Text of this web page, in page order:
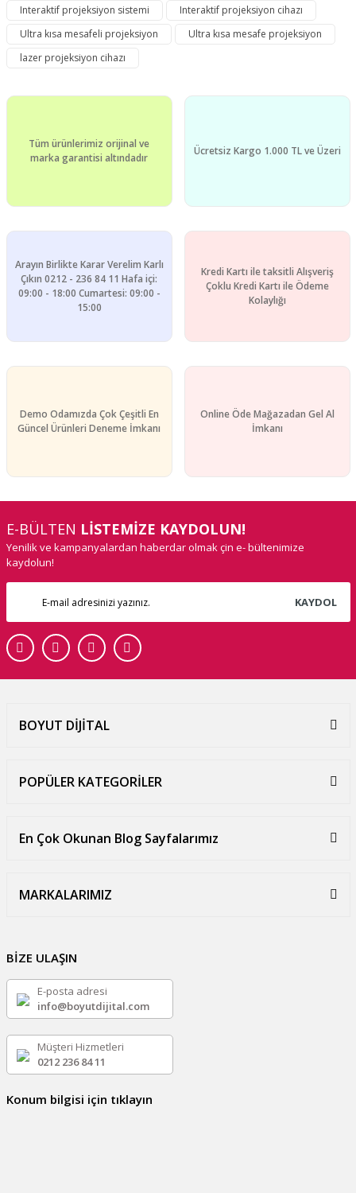
Ürün resmi kalitesiz, bozuk veya görüntülenemiyor.
Ürün açıklamasında eksik bilgiler bulunuyor.
Ürün fiyatı diğer sitelerden daha pahalı.
Interaktif projeksiyon sistemi
Interaktif projeksiyon cihazı
Ultra kısa mesafeli projeksiyon
Ultra kısa mesafe projeksiyon
lazer projeksiyon cihazı
Tüm ürünlerimiz orijinal ve
marka garantisi altındadır
Ücretsiz Kargo 1.000 TL ve Üzeri
Arayın Birlikte Karar Verelim Karlı
Çıkın 0212 - 236 84 11 Hafa içi:
09:00 - 18:00 Cumartesi: 09:00 -
15:00
Kredi Kartı ile taksitli Alışveriş
Çoklu Kredi Kartı ile Ödeme
Kolaylığı
Demo Odamızda Çok Çeşitli En
Güncel Ürünleri Deneme İmkanı
Online Öde Mağazadan Gel Al
İmkanı
E-BÜLTEN LİSTEMİZE KAYDOLUN!
Yenilik ve kampanyalardan haberdar olmak çin e- bültenimize
kaydolun!
KAYDOL
BOYUT DİJİTAL
POPÜLER KATEGORİLER
En Çok Okunan Blog Sayfalarımız
MARKALARIMIZ
BİZE ULAŞIN
E-posta adresi
info@boyutdijital.com
Müşteri Hizmetleri
0212 236 84 11
Konum bilgisi için tıklayın